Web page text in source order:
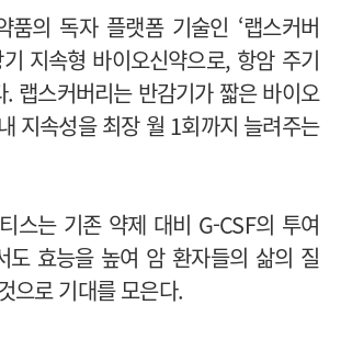
품의 독자 플랫폼 기술인 ‘랩스커버
지속형 바이오신약으로, 항암 주기
랩스커버리는 반감기가 짧은 바이오
지속성을 최장 월 1회까지 늘려주는
스는 기존 약제 대비 G-CSF의 투여
도 효능을 높여 암 환자들의 삶의 질
으로 기대를 모은다.